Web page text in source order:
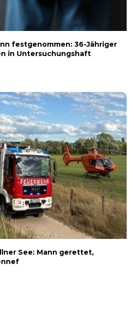
festgenommen: 36-Jähriger
in Untersuchungshaft
See: Mann gerettet,